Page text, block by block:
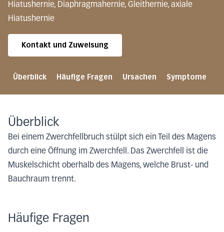
Hiatushernie, Diaphragmahernie, Gleithernie, axiale
Hiatushernie
Kontakt und Zuweisung
Überblick Häufige Fragen Ursachen Symptome
Überblick
Bei einem Zwerchfellbruch stülpt sich ein Teil des Magens
durch eine Öffnung im Zwerchfell. Das Zwerchfell ist die
Muskelschicht oberhalb des Magens, welche Brust- und
Bauchraum trennt.
Häufige Fragen